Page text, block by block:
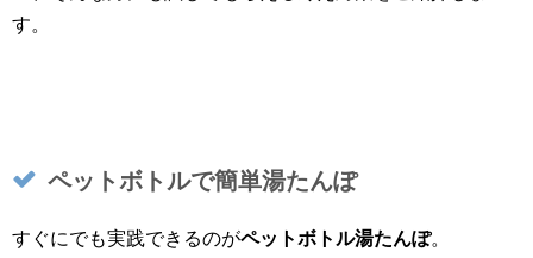
す。
ペットボトルで簡単湯たんぽ
すぐにでも実践できるのがペットボトル湯たんぽ。